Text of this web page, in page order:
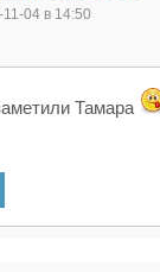
04 в 14:50
Тамара